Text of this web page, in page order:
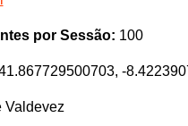
por Sessão: 100
-
Valdevez